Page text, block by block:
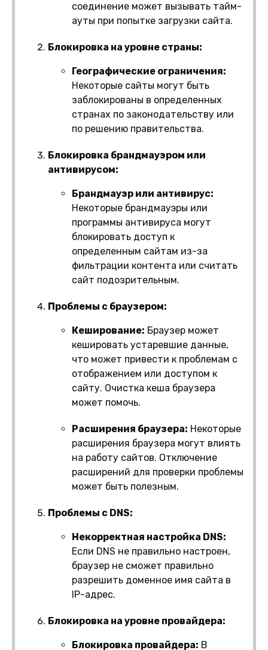
соединение может вызывать тайм-
ауты при попытке загрузки сайта.
Блокировка на уровне страны:
Географические ограничения:
Некоторые сайты могут быть
заблокированы в определенных
странах по законодательству или
по решению правительства.
Блокировка брандмауэром или
антивирусом:
Брандмауэр или антивирус:
Некоторые брандмауэры или
программы антивируса могут
блокировать доступ к
определенным сайтам из-за
фильтрации контента или считать
сайт подозрительным.
Проблемы с браузером:
Кеширование: Браузер может
кешировать устаревшие данные,
что может привести к проблемам с
отображением или доступом к
сайту. Очистка кеша браузера
может помочь.
Расширения браузера: Некоторые
расширения браузера могут влиять
на работу сайтов. Отключение
расширений для проверки проблемы
может быть полезным.
Проблемы с DNS:
Некорректная настройка DNS:
Если DNS не правильно настроен,
браузер не сможет правильно
разрешить доменное имя сайта в
IP-адрес.
Блокировка на уровне провайдера:
Блокировка провайдера: В